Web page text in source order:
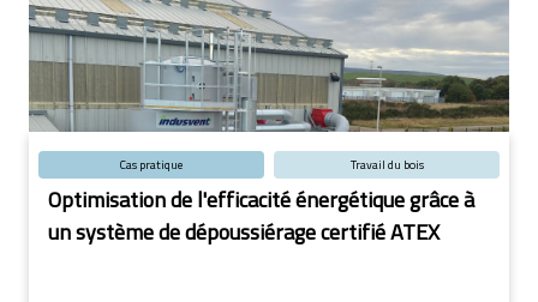
Cas pratique Travail du bois
Optimisation de l'efficacité énergétique grâce à
un système de dépoussiérage certifié ATEX